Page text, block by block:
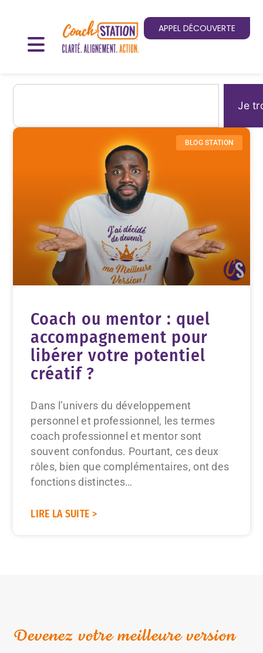
APPEL DÉCOUVERTE
Je
BLOG STATION
Coach ou mentor : quel
accompagnement pour
libérer votre potentiel
créatif ?
Dans l’univers du développement
personnel et professionnel, les termes
coach professionnel et mentor sont
souvent confondus. Pourtant, ces deux
rôles, bien que complémentaires, ont des
fonctions distinctes…
LIRE LA SUITE >
Devenez votre meilleure version